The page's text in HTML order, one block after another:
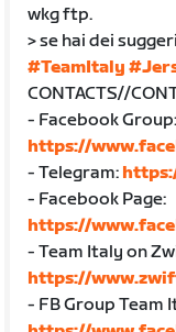
wkg ftp.
> se hai dei
#TeamItaly
CONTACTS//
- Facebook Group:
https://
- Telegram:
- Facebook Page:
https://
- Team Italy on
https://
- FB Group Team